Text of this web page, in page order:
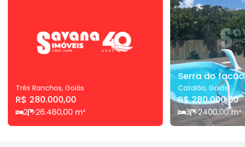
Três Ranchos, Goiás
R$ 280.000,00
2 26.480,00 m²
Serra do facão
Catalão, Goiás
R$ 280.000,00
3 2400,00m²